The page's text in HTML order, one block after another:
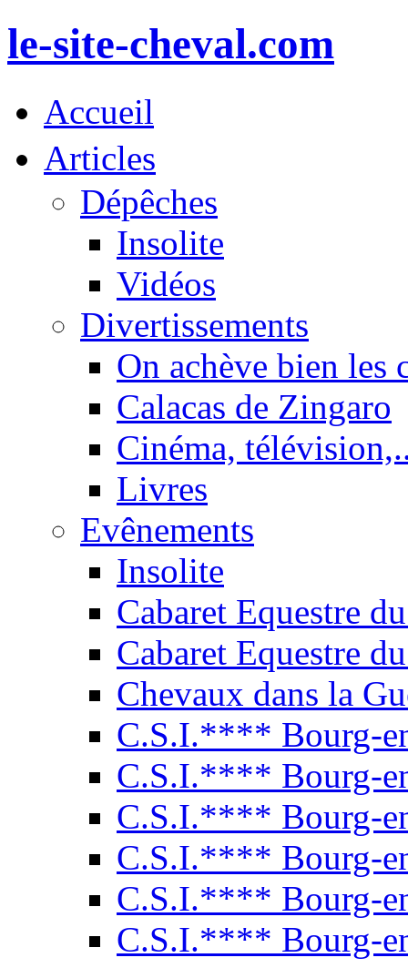
le-site-cheval.com
Accueil
Articles
Dépêches
Insolite
Vidéos
Divertissements
On achève bien les
Calacas de Zingaro
Cinéma,
Livres
Evênements
Insolite
Cabaret Equestre
Cabaret Equestre
Chevaux dans la
C.S.I.**** Bourg-
C.S.I.**** Bourg-
C.S.I.**** Bourg-
C.S.I.**** Bourg-
C.S.I.**** Bourg-
C.S.I.**** Bourg-